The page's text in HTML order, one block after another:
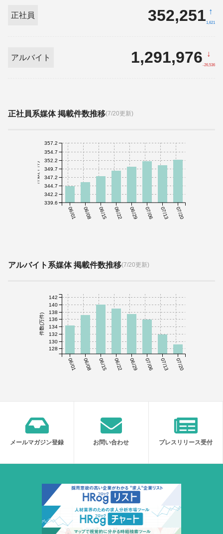
正社員 352,251 ↑
1,621
アルバイト 1,291,976 ↓
-26,536
正社員系媒体 掲載件数推移(7/20更新)
06/01 06/08 06/15 06/22 06/29 07/06 07/13 07/20
件数(千件)
339.6
342.2
344.7
347.2
349.7
352.2
354.7
357.2
アルバイト系媒体 掲載件数推移(7/20更新)
06/01 06/08 06/15 06/22 06/29 07/06 07/13 07/20
件数(万件)
128
130
132
134
136
138
140
142
メールマガジン登録 お問い合わせ プレスリリース受付